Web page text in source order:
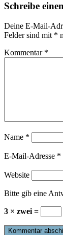
Schreibe
Deine E-Mail-
Felder sind mit *
Kommentar *
Name *
E-Mail-Adresse *
Website
Bitte gib eine
3 × zwei =